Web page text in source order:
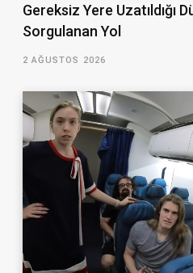
Gereksiz Yere Uzatıldığı
Sorgulanan Yol
2 AĞUSTOS 2026